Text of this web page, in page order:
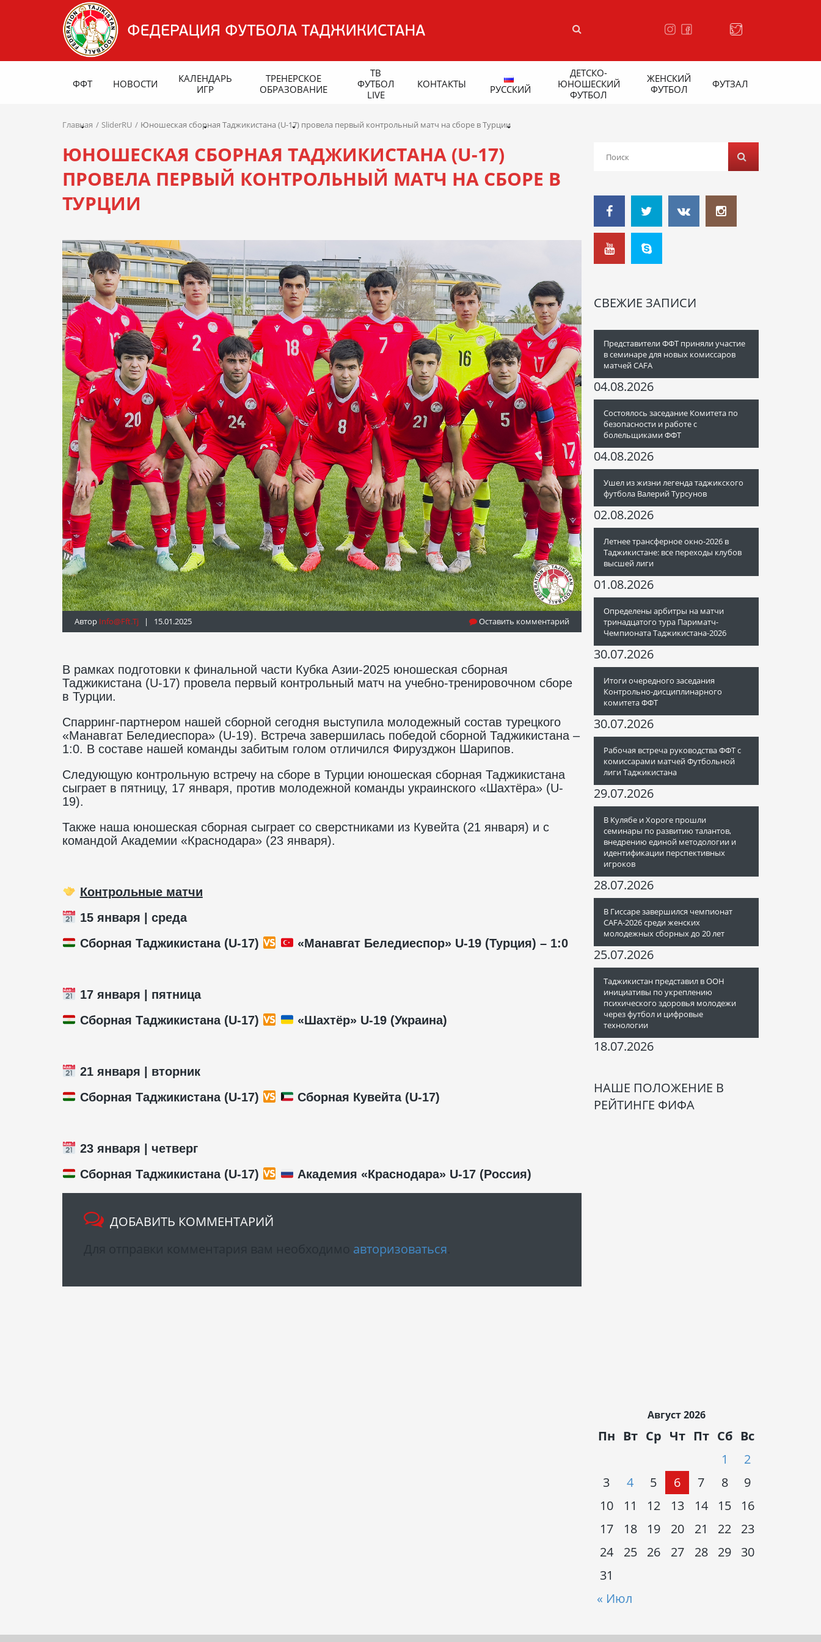
ФФТ НОВОСТИ
КАЛЕНДАРЬ
ИГР
ТРЕНЕРСКОЕ
ОБРАЗОВАНИЕ
ТВ
ФУТБОЛ
LIVE
КОНТАКТЫ РУССКИЙ
ДЕТСКО-
ЮНОШЕСКИЙ
ФУТБОЛ
ЖЕНСКИЙ
ФУТБОЛ
ФУТЗАЛ
Главная SliderRU Юношеская сборная Таджикистана (U-17) провела первый контрольный матч на сборе в Турции
ЮНОШЕСКАЯ СБОРНАЯ ТАДЖИКИСТАНА (U-17)
ПРОВЕЛА ПЕРВЫЙ КОНТРОЛЬНЫЙ МАТЧ НА СБОРЕ В
ТУРЦИИ
Автор Info@fft.tj | 15.01.2025 Оставить комментарий
В рамках подготовки к финальной части Кубка Азии-2025 юношеская сборная
Таджикистана (U-17) провела первый контрольный матч на учебно-тренировочном сборе
в Турции.
Спарринг-партнером нашей сборной сегодня выступила молодежный состав турецкого
«Манавгат Беледиеспора» (U-19). Встреча завершилась победой сборной Таджикистана –
1:0. В составе нашей команды забитым голом отличился Фирузджон Шарипов.
Следующую контрольную встречу на сборе в Турции юношеская сборная Таджикистана
сыграет в пятницу, 17 января, против молодежной команды украинского «Шахтёра» (U-
19).
Также наша юношеская сборная сыграет со сверстниками из Кувейта (21 января) и с
командой Академии «Краснодара» (23 января).
Контрольные матчи
15 января | среда
Сборная Таджикистана (U-17)
«Манавгат Беледиеспор» U-19 (Турция) – 1:0
17 января | пятница
Сборная Таджикистана (U-17)
«Шахтёр» U-19 (Украина)
21 января | вторник
Сборная Таджикистана (U-17)
Сборная Кувейта (U-17)
23 января | четверг
Сборная Таджикистана (U-17)
Академия «Краснодара» U-17 (Россия)
ДОБАВИТЬ КОММЕНТАРИЙ
авторизоваться
СВЕЖИЕ ЗАПИСИ
Представители ФФТ приняли участие
в семинаре для новых комиссаров
матчей CAFA
04.08.2026
Состоялось заседание Комитета по
безопасности и работе с
болельщиками ФФТ
04.08.2026
Ушел из жизни легенда таджикского
футбола Валерий Турсунов
02.08.2026
Летнее трансферное окно-2026 в
Таджикистане: все переходы клубов
высшей лиги
01.08.2026
Определены арбитры на матчи
тринадцатого тура Париматч-
Чемпионата Таджикистана-2026
30.07.2026
Итоги очередного заседания
Контрольно-дисциплинарного
комитета ФФТ
30.07.2026
Рабочая встреча руководства ФФТ с
комиссарами матчей Футбольной
лиги Таджикистана
29.07.2026
В Кулябе и Хороге прошли
семинары по развитию талантов,
внедрению единой методологии и
идентификации перспективных
игроков
28.07.2026
В Гиссаре завершился чемпионат
CAFA-2026 среди женских
молодежных сборных до 20 лет
25.07.2026
Таджикистан представил в ООН
инициативы по укреплению
психического здоровья молодежи
через футбол и цифровые
технологии
18.07.2026
НАШЕ ПОЛОЖЕНИЕ В
РЕЙТИНГЕ ФИФА
Август 2026
Пн Вт Ср Чт Пт Сб Вс
« Июл
1
2
3
4 5 6 7 8
9
10
11 12 13 14 15
16
17
18 19 20 21 22
23
24
25 26 27 28 29
30
31